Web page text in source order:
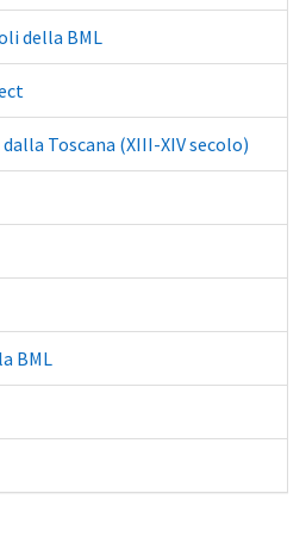
della BML
Toscana (XIII-XIV secolo)
BML